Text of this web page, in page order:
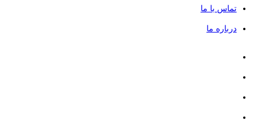
تماس با ما
درباره ما